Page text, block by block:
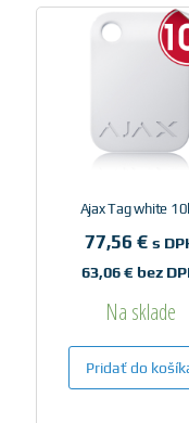
Ajax Tag white
77,56 € s
63,06€ bez
Na sklade
Pridať do